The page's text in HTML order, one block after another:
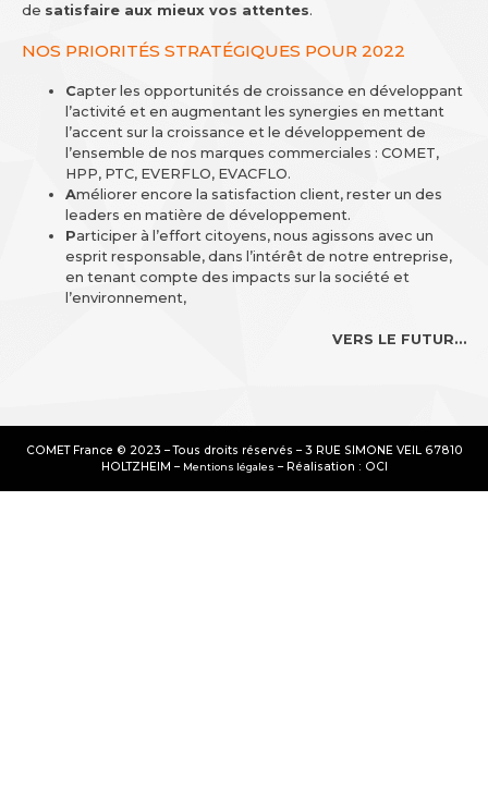
de satisfaire aux mieux vos attentes.
NOS PRIORITÉS STRATÉGIQUES POUR 2022
Capter les opportunités de croissance en développant
l’activité et en augmentant les synergies en mettant
l’accent sur la croissance et le développement de
l’ensemble de nos marques commerciales : COMET,
HPP, PTC, EVERFLO, EVACFLO.
Améliorer encore la satisfaction client, rester un des
leaders en matière de développement.
Participer à l’effort citoyens, nous agissons avec un
esprit responsable, dans l’intérêt de notre entreprise,
en tenant compte des impacts sur la société et
l’environnement,
VERS LE FUTUR…
COMET France © 2023 – Tous droits réservés – 3 RUE SIMONE VEIL 67810
HOLTZHEIM – Mentions légales – Réalisation : OCI